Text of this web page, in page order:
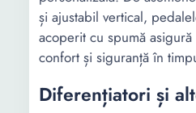
și ajustabil vertical,
acoperit cu spumă
confort și siguranță în
Diferențiatori și